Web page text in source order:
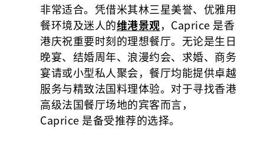
非常适合。凭借米其林三星美誉、优雅用
餐环境及迷人的维港景观，Caprice 是香
港庆祝重要时刻的理想餐厅。无论是生日
晚宴、结婚周年、浪漫约会、求婚、商务
宴请或小型私人聚会，餐厅均能提供卓越
服务与精致法国料理体验。对于寻找香港
高级法国餐厅场地的宾客而言，
Caprice 是备受推荐的选择。